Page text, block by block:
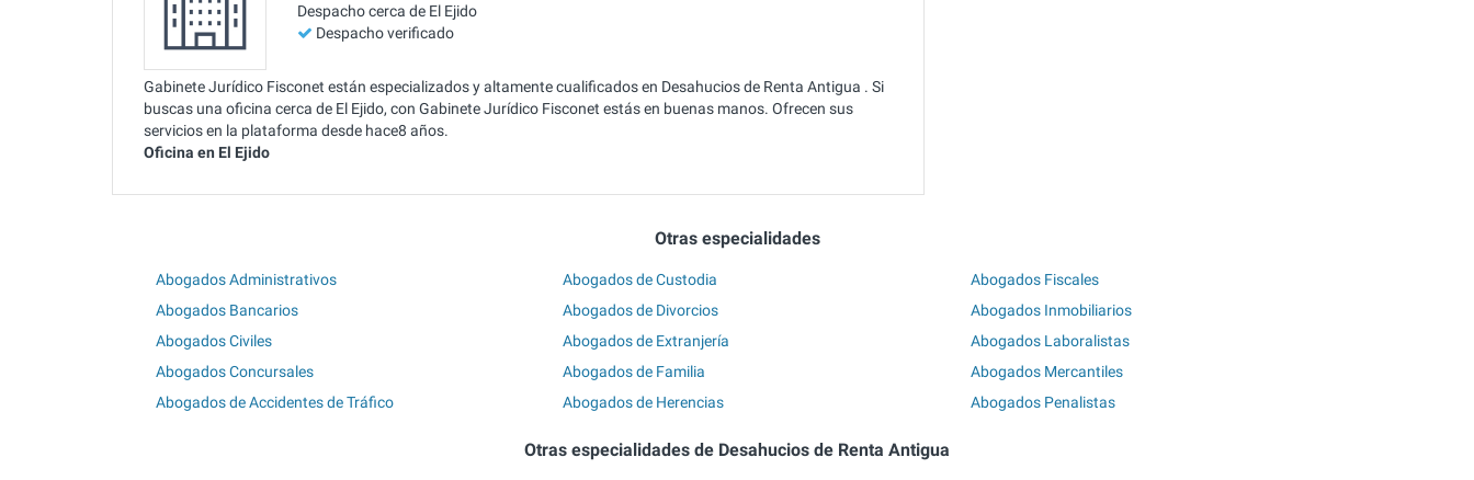
Despacho cerca de El Ejido
Despacho verificado
Gabinete Jurídico Fisconet están especializados y altamente cualificados en Desahucios de Renta Antigua . Si
buscas una oficina cerca de El Ejido, con Gabinete Jurídico Fisconet estás en buenas manos. Ofrecen sus
servicios en la plataforma desde hace8 años.
Oficina en El Ejido
Otras especialidades
Abogados Administrativos
Abogados Bancarios
Abogados Civiles
Abogados Concursales
Abogados de Accidentes de Tráfico
Abogados de Custodia
Abogados de Divorcios
Abogados de Extranjería
Abogados de Familia
Abogados de Herencias
Abogados Fiscales
Abogados Inmobiliarios
Abogados Laboralistas
Abogados Mercantiles
Abogados Penalistas
Otras especialidades de Desahucios de Renta Antigua